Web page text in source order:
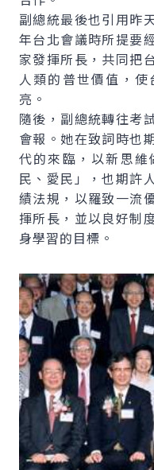
副總統最後也引用
年台北會議時所提要
家發揮所長，共同把
人類的普世價值，
亮。
隨後，副總統轉往考
會報。她在致詞時也
代的來臨，以新思
民、愛民」，也期許
績法規，以羅致一流
揮所長，並以良好制
身學習的目標。